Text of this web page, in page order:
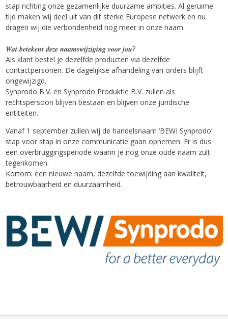
stap richting onze gezamenlijke duurzame ambities. Al geruime
tijd maken wij deel uit van dit sterke Europese netwerk en nu
dragen wij die verbondenheid nog meer in onze naam.
𝑾𝒂𝒕 𝒃𝒆𝒕𝒆𝒌𝒆𝒏𝒕 𝒅𝒆𝒛𝒆 𝒏𝒂𝒂𝒎𝒔𝒘𝒊𝒋𝒛𝒊𝒈𝒊𝒏𝒈 𝒗𝒐𝒐𝒓 𝒋𝒐𝒖?
Als klant bestel je dezelfde producten via dezelfde
contactpersonen. De dagelijkse afhandeling van orders blijft
ongewijzigd.
Synprodo B.V. en Synprodo Produktie B.V. zullen als
rechtspersoon blijven bestaan en blijven onze juridische
entiteiten.
Vanaf 1 september zullen wij de handelsnaam ‘BEWI Synprodo’
stap voor stap in onze communicatie gaan opnemen. Er is dus
een overbruggingsperiode waarin je nog onze oude naam zult
tegenkomen.
Kortom: een nieuwe naam, dezelfde toewijding aan kwaliteit,
betrouwbaarheid en duurzaamheid.